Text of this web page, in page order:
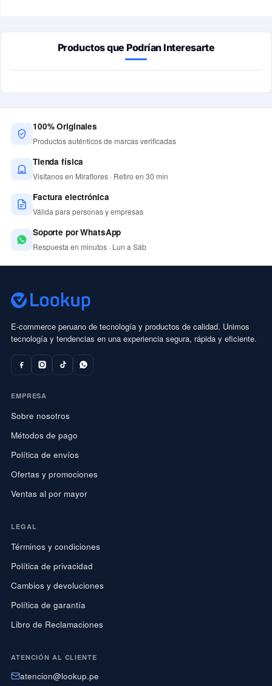
Productos que Podrían Interesarte
100% Originales
Productos auténticos de marcas verificadas
Tienda física
Visítanos en Miraflores · Retiro en 30 min
Factura electrónica
Válida para personas y empresas
Soporte por WhatsApp
Respuesta en minutos · Lun a Sáb
E-commerce peruano de tecnología y productos de calidad. Unimos
tecnología y tendencias en una experiencia segura, rápida y eficiente.
EMPRESA
Sobre nosotros
Métodos de pago
Política de envíos
Ofertas y promociones
Ventas al por mayor
LEGAL
Términos y condiciones
Política de privacidad
Cambios y devoluciones
Política de garantía
Libro de Reclamaciones
ATENCIÓN AL CLIENTE
atencion@lookup.pe